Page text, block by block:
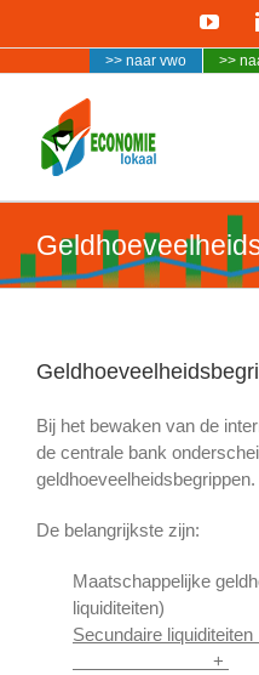
>> naar vwo >>
Bij het bewaken van de
de centrale bank
geldhoeveelheidsbegrippen.
De belangrijkste zijn:
Maatschappelijke
liquiditeiten)
+